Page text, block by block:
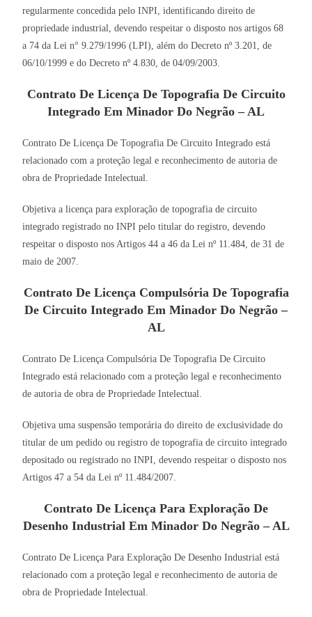
regularmente concedida pelo INPI, identificando direito de
propriedade industrial, devendo respeitar o disposto nos artigos 68
a 74 da Lei n° 9.279/1996 (LPI), além do Decreto nº 3.201, de
06/10/1999 e do Decreto nº 4.830, de 04/09/2003.
Contrato De Licença De Topografia De Circuito
Integrado Em Minador Do Negrão – AL
Contrato De Licença De Topografia De Circuito Integrado está
relacionado com a proteção legal e reconhecimento de autoria de
obra de Propriedade Intelectual.
Objetiva a licença para exploração de topografia de circuito
integrado registrado no INPI pelo titular do registro, devendo
respeitar o disposto nos Artigos 44 a 46 da Lei nº 11.484, de 31 de
maio de 2007.
Contrato De Licença Compulsória De Topografia
De Circuito Integrado Em Minador Do Negrão –
AL
Contrato De Licença Compulsória De Topografia De Circuito
Integrado está relacionado com a proteção legal e reconhecimento
de autoria de obra de Propriedade Intelectual.
Objetiva uma suspensão temporária do direito de exclusividade do
titular de um pedido ou registro de topografia de circuito integrado
depositado ou registrado no INPI, devendo respeitar o disposto nos
Artigos 47 a 54 da Lei nº 11.484/2007.
Contrato De Licença Para Exploração De
Desenho Industrial Em Minador Do Negrão – AL
Contrato De Licença Para Exploração De Desenho Industrial está
relacionado com a proteção legal e reconhecimento de autoria de
obra de Propriedade Intelectual.